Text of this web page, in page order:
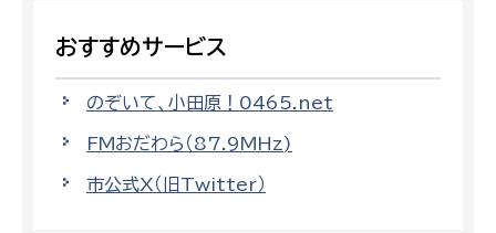
おすすめサービス
のぞいて、小田原！0465.net
FMおだわら（87.9MHz)
市公式X（旧Twitter）